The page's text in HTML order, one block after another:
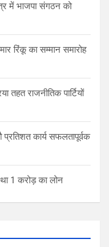
में भाजपा संगठन को
रिंकू का सम्मान समारोह
तहत राजनीतिक पार्टियों
कार्य सफलतापूर्वक
1 करोड़ का लोन